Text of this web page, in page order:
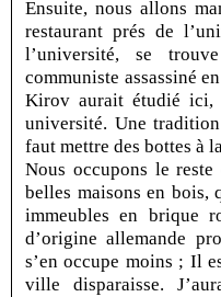
Ensuite, nous allons
restaurant prés de
l’université, se
communiste assassiné
Kirov aurait étudié
université. Une
faut mettre des bottes à
Nous occupons le
belles maisons en bois,
immeubles en brique
d’origine allemande
s’en occupe moins ; Il
ville disparaisse.